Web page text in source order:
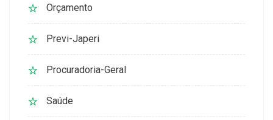
Orçamento
Previ-Japeri
Procuradoria-Geral
Saúde